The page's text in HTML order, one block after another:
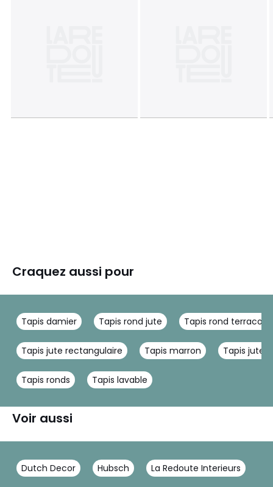
Craquez aussi pour
Tapis damier Tapis rond jute Tapis rond
Tapis jute rectangulaire Tapis marron Tapis jute
Tapis ronds Tapis lavable
Voir aussi
Dutch Decor Hubsch La Redoute Interieurs